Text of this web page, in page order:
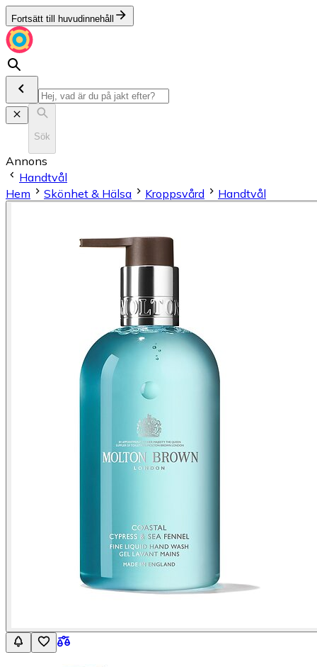
Fortsätt till huvudinnehåll
Sök
Annons
Handtvål
Hem
Skönhet & Hälsa Kroppsvård Handtvål